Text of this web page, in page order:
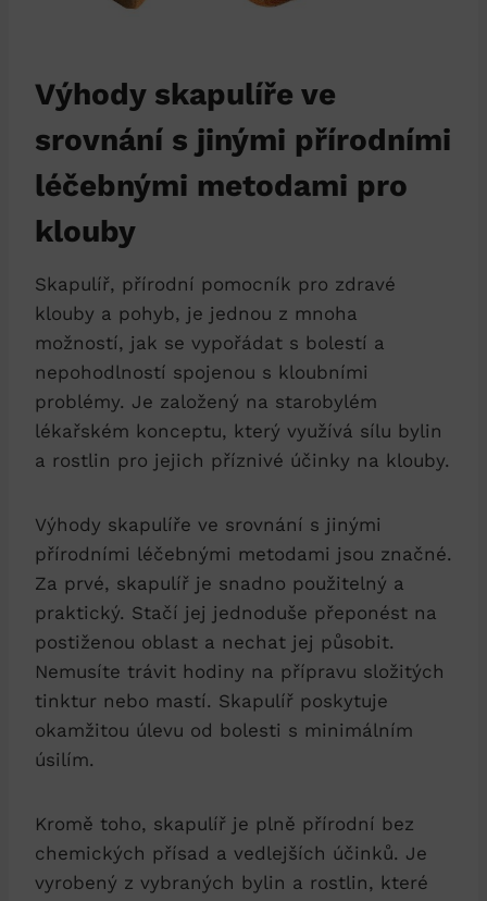
Výhody skapulíře ve
srovnání s jinými přírodními
léčebnými metodami pro
klouby
Skapulíř, přírodní pomocník pro zdravé
klouby a pohyb, je jednou z mnoha
možností, jak se vypořádat s bolestí a
nepohodlností spojenou s kloubními
problémy. Je založený na starobylém
lékařském konceptu, který využívá sílu bylin
a rostlin pro jejich příznivé účinky na klouby.
Výhody skapulíře ve srovnání s jinými
přírodními léčebnými metodami jsou značné.
Za prvé, skapulíř je snadno použitelný a
praktický. Stačí jej jednoduše přeponést na
postiženou oblast a nechat jej působit.
Nemusíte trávit hodiny na přípravu složitých
tinktur nebo mastí. Skapulíř poskytuje
okamžitou úlevu od bolesti s minimálním
úsilím.
Kromě toho, skapulíř je plně přírodní bez
chemických přísad a vedlejších účinků. Je
vyrobený z vybraných bylin a rostlin, které